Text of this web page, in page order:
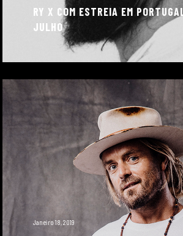
RY X COM ESTREIA EM
JULHO
Janeiro 18, 2019